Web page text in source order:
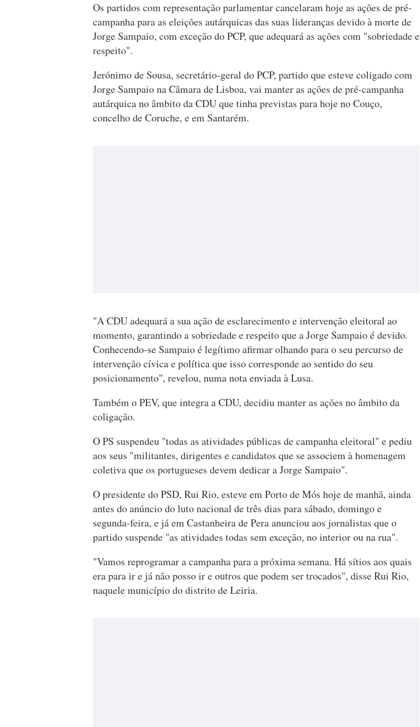
Os partidos com representação parlamentar cancelaram hoje as ações de pré-
campanha para as eleições autárquicas das suas lideranças devido à morte de
Jorge Sampaio, com exceção do PCP, que adequará as ações com "sobriedade e
respeito".
Jerónimo de Sousa, secretário-geral do PCP, partido que esteve coligado com
Jorge Sampaio na Câmara de Lisboa, vai manter as ações de pré-campanha
autárquica no âmbito da CDU que tinha previstas para hoje no Couço,
concelho de Coruche, e em Santarém.
"A CDU adequará a sua ação de esclarecimento e intervenção eleitoral ao
momento, garantindo a sobriedade e respeito que a Jorge Sampaio é devido.
Conhecendo-se Sampaio é legítimo afirmar olhando para o seu percurso de
intervenção cívica e política que isso corresponde ao sentido do seu
posicionamento", revelou, numa nota enviada à Lusa.
Também o PEV, que integra a CDU, decidiu manter as ações no âmbito da
coligação.
O PS suspendeu "todas as atividades públicas de campanha eleitoral" e pediu
aos seus "militantes, dirigentes e candidatos que se associem à homenagem
coletiva que os portugueses devem dedicar a Jorge Sampaio".
O presidente do PSD, Rui Rio, esteve em Porto de Mós hoje de manhã, ainda
antes do anúncio do luto nacional de três dias para sábado, domingo e
segunda-feira, e já em Castanheira de Pera anunciou aos jornalistas que o
partido suspende "as atividades todas sem exceção, no interior ou na rua".
"Vamos reprogramar a campanha para a próxima semana. Há sítios aos quais
era para ir e já não posso ir e outros que podem ser trocados", disse Rui Rio,
naquele município do distrito de Leiria.